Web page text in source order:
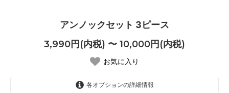
アンノックセット 3ピース
3,990円(内税) 〜 10,000円(内税)
お気に入り
各オプションの詳細情報